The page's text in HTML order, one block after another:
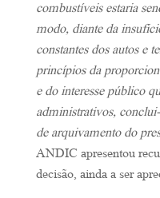
combustíveis estaria
modo, diante da
constantes dos autos e
princípios da
e do interesse público
administrativos,
de arquivamento do
ANDIC apresentou
decisão, ainda a ser